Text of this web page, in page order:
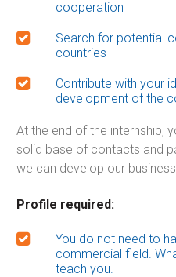
cooperation
Search for potential
countries
Contribute with your
development of the
At the end of the internship,
solid base of contacts and
we can develop our
Profile required:
You do not need to
commercial field.
teach you.